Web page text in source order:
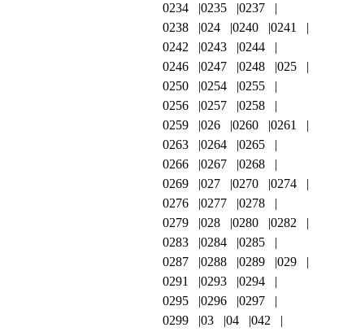
0234
0235
0237
0238
024 0240
0241
0242
0243
0244
0246
0247 0248
025
0250
0254
0255
0256
0257
0258
0259
026 0260
0261
0263
0264
0265
0266
0267
0268
0269
027 0270
0274
0276
0277
0278
0279
028 0280
0282
0283
0284
0285
0287
0288 0289
029
0291
0293
0294
0295
0296
0297
0299
03 04
042